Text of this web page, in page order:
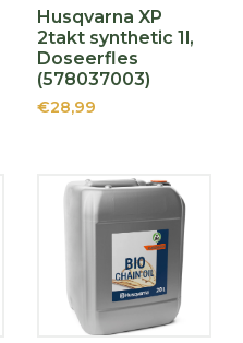
Husqvarna XP
2takt synthetic 1l,
Doseerfles
(578037003)
€28,99